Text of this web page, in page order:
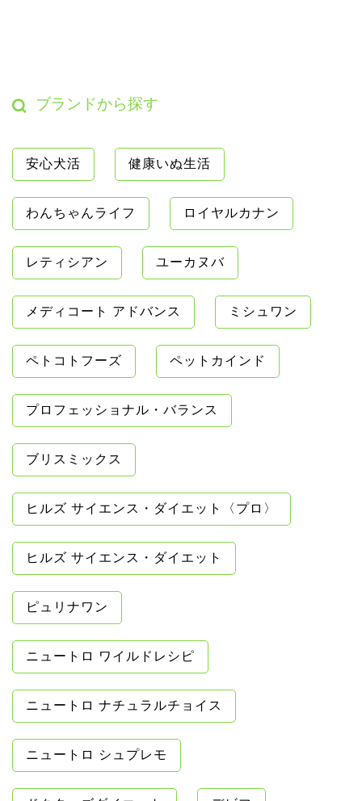
ブランドから探す
安心犬活 健康いぬ生活
わんちゃんライフ ロイヤルカナン
レティシアン ユーカヌバ
メディコート アドバンス ミシュワン
ペトコトフーズ ペットカインド
プロフェッショナル・バランス
ブリスミックス
ヒルズ サイエンス・ダイエット〈プロ〉
ヒルズ サイエンス・ダイエット
ピュリナワン
ニュートロ ワイルドレシピ
ニュートロ ナチュラルチョイス
ニュートロ シュプレモ